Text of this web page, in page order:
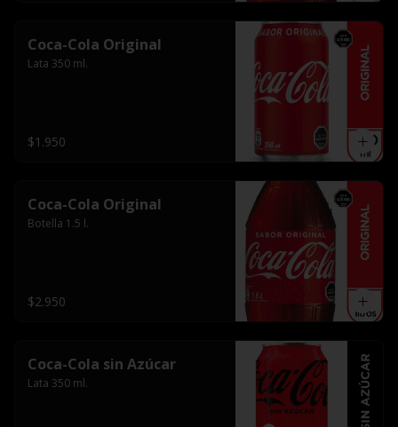
Coca-Cola Original
Lata 350 ml.
$1.950
Coca-Cola Original
Botella 1.5 l.
$2.950
Coca-Cola sin Azúcar
Lata 350 ml.